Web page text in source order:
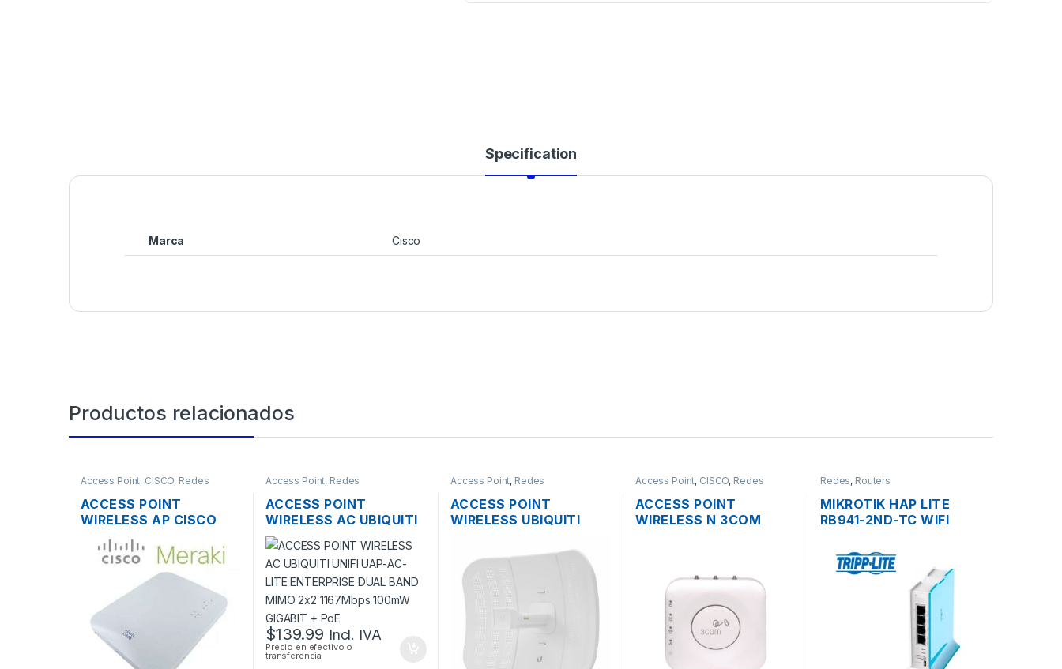
Specification
Marca Cisco
Productos relacionados
Access Point, CISCO, Redes
ACCESS POINT
WIRELESS AP CISCO
MERAKI MR16 DUAL
BAND 600 MBPS
SOPORTE POE
OUTDOOR
Access Point, Redes
ACCESS POINT
WIRELESS AC UBIQUITI
UNIFI UAP-AC-LITE
ENTERPRISE DUAL
BAND MIMO 2×2
1167MBPS 100MW
GIGABIT + POE
$139.99 Incl. IVA
Precio en efectivo o
transferencia
Access Point, Redes
ACCESS POINT
WIRELESS UBIQUITI
23 AIRMAX 5GHZ 23DBI
316MW + POE
OUTDOOR
Access Point, CISCO, Redes
ACCESS POINT
WIRELESS N 3COM
Redes, Routers
MIKROTIK HAP LITE
RB941-2ND-TC WIFI
PUERTOS 10/100